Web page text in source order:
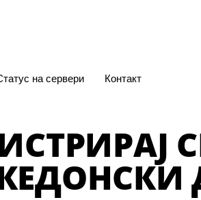
на сервери Контакт